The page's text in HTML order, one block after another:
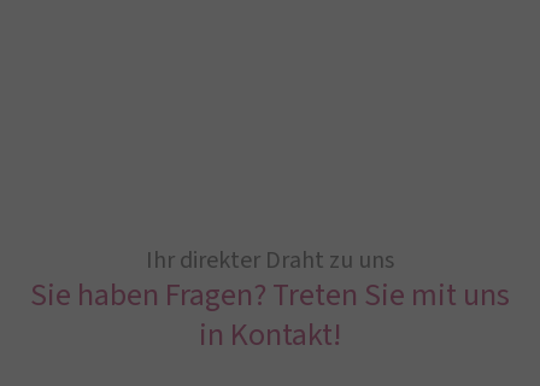
Ihr direkter Draht zu uns
Sie haben Fragen? Treten Sie mit uns
in Kontakt!